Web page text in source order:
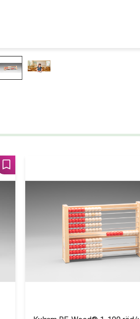
Lägg till i favoriter